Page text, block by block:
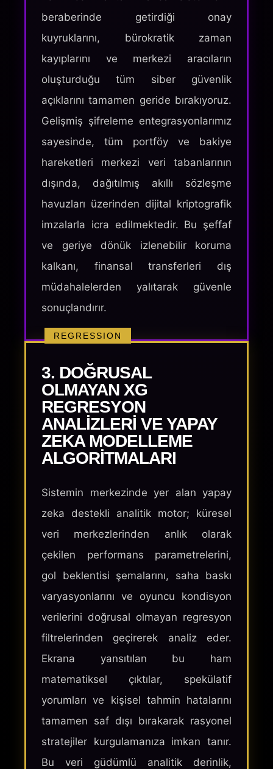
beraberinde getirdiği onay
kuyruklarını, bürokratik zaman
kayıplarını ve merkezi aracıların
oluşturduğu tüm siber güvenlik
açıklarını tamamen geride bırakıyoruz.
Gelişmiş şifreleme entegrasyonlarımız
sayesinde, tüm portföy ve bakiye
hareketleri merkezi veri tabanlarının
dışında, dağıtılmış akıllı sözleşme
havuzları üzerinden dijital kriptografik
imzalarla icra edilmektedir. Bu şeffaf
ve geriye dönük izlenebilir koruma
kalkanı, finansal transferleri dış
müdahalelerden yalıtarak güvenle
sonuçlandırır.
REGRESSION
3. DOĞRUSAL
OLMAYAN XG
REGRESYON
ANALIZLERI VE YAPAY
ZEKA MODELLEME
ALGORITMALARI
Sistemin merkezinde yer alan yapay
zeka destekli analitik motor; küresel
veri merkezlerinden anlık olarak
çekilen performans parametrelerini,
gol beklentisi şemalarını, saha baskı
varyasyonlarını ve oyuncu kondisyon
verilerini doğrusal olmayan regresyon
filtrelerinden geçirerek analiz eder.
Ekrana yansıtılan bu ham
matematiksel çıktılar, spekülatif
yorumları ve kişisel tahmin hatalarını
tamamen saf dışı bırakarak rasyonel
stratejiler kurgulamanıza imkan tanır.
Bu veri güdümlü analitik derinlik,